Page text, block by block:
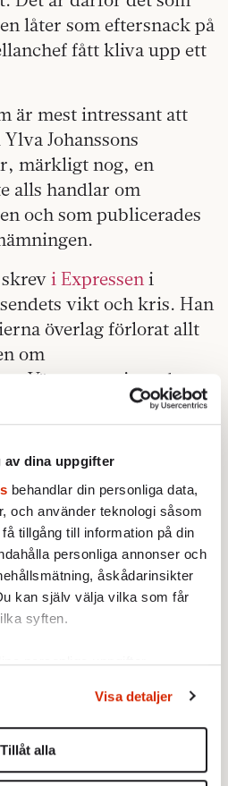
av dina uppgifter
behandlar din personliga data,
och använder teknologi såsom
tillgång till information på din
personliga annonser och
åskådarinsikter
kan själv välja vilka som får
syften.
personliga uppgifter
ditt samtycke när som
för att anpassa innehållet
Visa detaljer
Tillåt alla
låter som eftersnack på
fått kliva upp ett
är mest intressant att
Johanssons
märkligt nog, en
alls handlar om
och som publicerades
skrev i Expresseni
vikt och kris. Han
överlag förlorat allt
om
Vänsterpartiet och
sitt medlemsantal i
Han konstaterar
reaktion på detta är
oberoende av hur
de har. Följden är rika
som i längden
systemet.
partierna har allt mer
politiska specialister
Johansson.